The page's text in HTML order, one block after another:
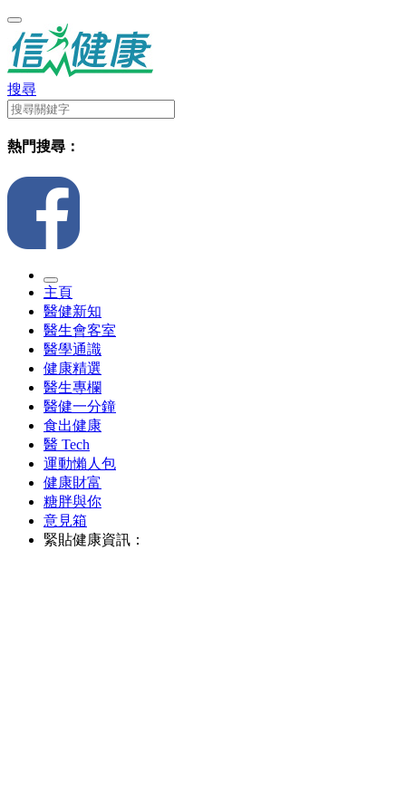
搜尋
熱門搜尋：
主頁
醫健新知
醫生會客室
醫學通識
健康精選
醫生專欄
醫健一分鐘
食出健康
醫 Tech
運動懶人包
健康財富
糖胖與你
意見箱
緊貼健康資訊：